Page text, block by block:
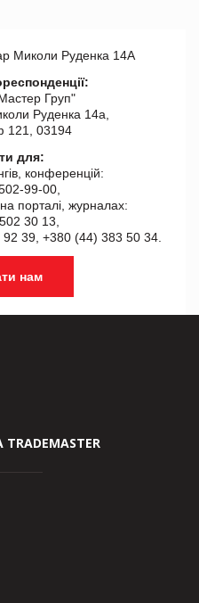
Миколи Руденка 14А
Груп"
Руденка 14а,
121, 03194
для:
конференцій:
99-00,
порталі, журналах:
30 13,
92 39, +380 (44) 383 50 34.
нам